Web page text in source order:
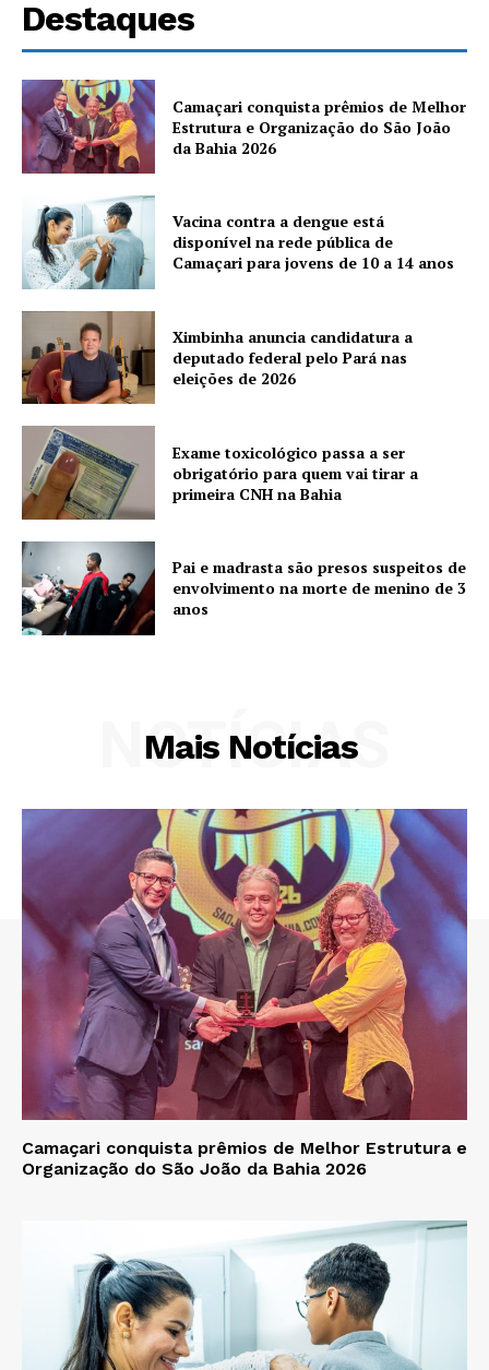
Destaques
Camaçari conquista prêmios de Melhor
Estrutura e Organização do São João
da Bahia 2026
Vacina contra a dengue está
disponível na rede pública de
Camaçari para jovens de 10 a 14 anos
Ximbinha anuncia candidatura a
deputado federal pelo Pará nas
eleições de 2026
Exame toxicológico passa a ser
obrigatório para quem vai tirar a
primeira CNH na Bahia
Pai e madrasta são presos suspeitos de
envolvimento na morte de menino de 3
anos
Mais Notícias
NOTÍCIAS
Camaçari conquista prêmios de Melhor Estrutura e
Organização do São João da Bahia 2026